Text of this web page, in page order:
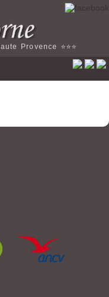
Provence ⭐️⭐️⭐️